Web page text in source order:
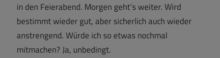
in den Feierabend. Morgen geht’s weiter. Wird
bestimmt wieder gut, aber sicherlich auch wieder
anstrengend. Würde ich so etwas nochmal
mitmachen? Ja, unbedingt.